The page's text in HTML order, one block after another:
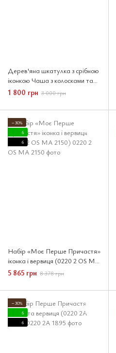
Дерев'яна шкатулка з срібною
іконкою Чаша з колосками та
вервицею (PR6157C
RE1645RO) 7x9 см
1 800 грн 3 000 грн
−30%
6
6
Набір «Моє Перше Причастя»
іконка і вервиця (0220 2 OS MA
2150)
5 865 грн 8 378 грн
−30%
6
6